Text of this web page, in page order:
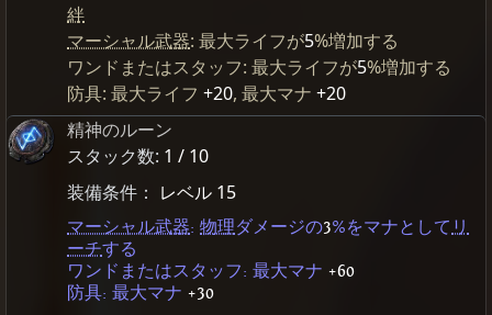
絆
マーシャル武器: 最大ライフが5%増加する
ワンドまたはスタッフ: 最大ライフが5%増加する
防具: 最大ライフ +20, 最大マナ +20
精神のルーン
スタック数: 1 / 10
装備条件： レベル 15
マーシャル武器: 物理ダメージの3%をマナとして リ
ーチする
ワンドまたはスタッフ: 最大マナ +60
防具: 最大マナ +30